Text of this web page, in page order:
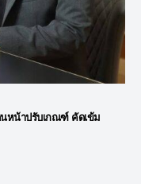
หน้าปรับเกณฑ์ คัดเข้ม